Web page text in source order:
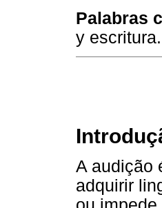
Palabras
y escritura.
A audição
adquirir